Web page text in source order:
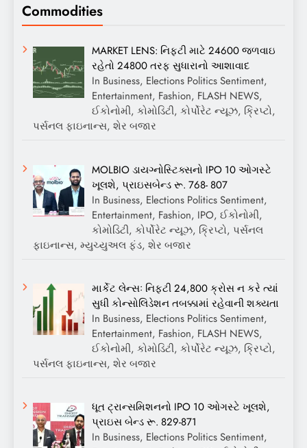
Commodities
MARKET LENS: નિફ્ટી માટે 24600 જળવાઇ
રહેતો 24800 તરફ સુધારાનો આશાવાદ
In Business, Elections Politics Sentiment,
Entertainment, Fashion, FLASH NEWS,
ઈકોનોમી, કોમોડિટી, કોર્પોરેટ ન્યૂઝ, ક્રિપ્ટો,
પર્સનલ ફાઇનાન્સ, શેર બજાર
MOLBIO ડાયગ્નોસ્ટિક્સનો IPO 10 ઓગસ્ટે
ખૂલશે, પ્રાઇસબેન્ડ રૂ. 768- 807
In Business, Elections Politics Sentiment,
Entertainment, Fashion, IPO, ઈકોનોમી,
કોમોડિટી, કોર્પોરેટ ન્યૂઝ, ક્રિપ્ટો, પર્સનલ
ફાઇનાન્સ, મ્યુચ્યુઅલ ફંડ, શેર બજાર
માર્કેટ લેન્સઃ નિફ્ટી 24,800 ક્રોસ ન કરે ત્યાં
સુધી કોન્સોલિડેશન તબક્કામાં રહેવાની શક્યતા
In Business, Elections Politics Sentiment,
Entertainment, Fashion, FLASH NEWS,
ઈકોનોમી, કોમોડિટી, કોર્પોરેટ ન્યૂઝ, ક્રિપ્ટો,
પર્સનલ ફાઇનાન્સ, શેર બજાર
ધૂત ટ્રાન્સમિશનનો IPO 10 ઓગસ્ટે ખૂલશે,
પ્રાઇસ બેન્ડ રૂ. 829-871
In Business, Elections Politics Sentiment,